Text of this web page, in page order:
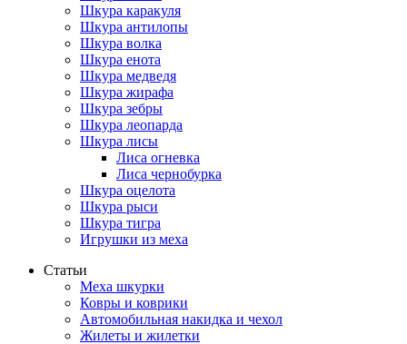
Шкура каракуля
Шкура антилопы
Шкура волка
Шкура енота
Шкура медведя
Шкура жирафа
Шкура зебры
Шкура леопарда
Шкура лисы
Лиса огневка
Лиса чернобурка
Шкура оцелота
Шкура рыси
Шкура тигра
Игрушки из меха
Статьи
Меха шкурки
Ковры и коврики
Автомобильная накидка и чехол
Жилеты и жилетки